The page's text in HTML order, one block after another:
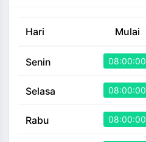
Hari Mulai
Senin 08:00:00
Selasa 08:00:00
Rabu 08:00:00